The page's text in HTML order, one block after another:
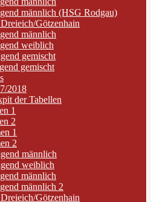
männlich (HSG Rodgau)
Götzenhain
männlich
weiblich
gemischt
gemischt
2018
der Tabellen
1
2
1
2
männlich
weiblich
männlich
männlich 2
Götzenhain